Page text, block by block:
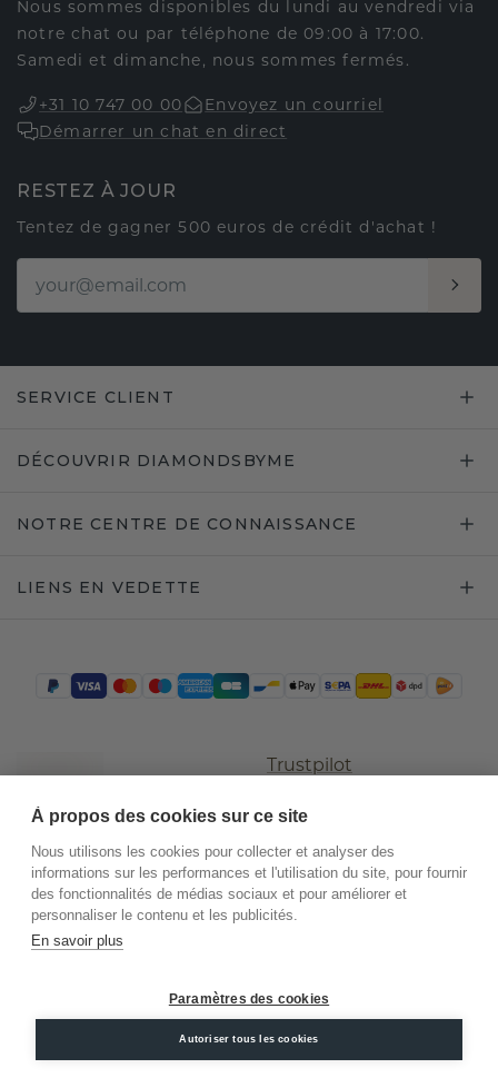
Nous sommes disponibles du lundi au vendredi via
notre chat ou par téléphone de 09:00 à 17:00.
Samedi et dimanche, nous sommes fermés.
+31 10 747 00 00
Envoyez un courriel
Démarrer un chat en direct
RESTEZ À JOUR
Tentez de gagner 500 euros de crédit d'achat !
SERVICE CLIENT
DÉCOUVRIR DIAMONDSBYME
NOTRE CENTRE DE CONNAISSANCE
LIENS EN VEDETTE
Trustpilot
.DiamondsByMe
Conditions
Confidentialité
Mentions
À propos des cookies sur ce site
Nous utilisons les cookies pour collecter et analyser des
informations sur les performances et l'utilisation du site, pour fournir
des fonctionnalités de médias sociaux et pour améliorer et
personnaliser le contenu et les publicités.
En savoir plus
Paramètres des cookies
Autoriser tous les cookies